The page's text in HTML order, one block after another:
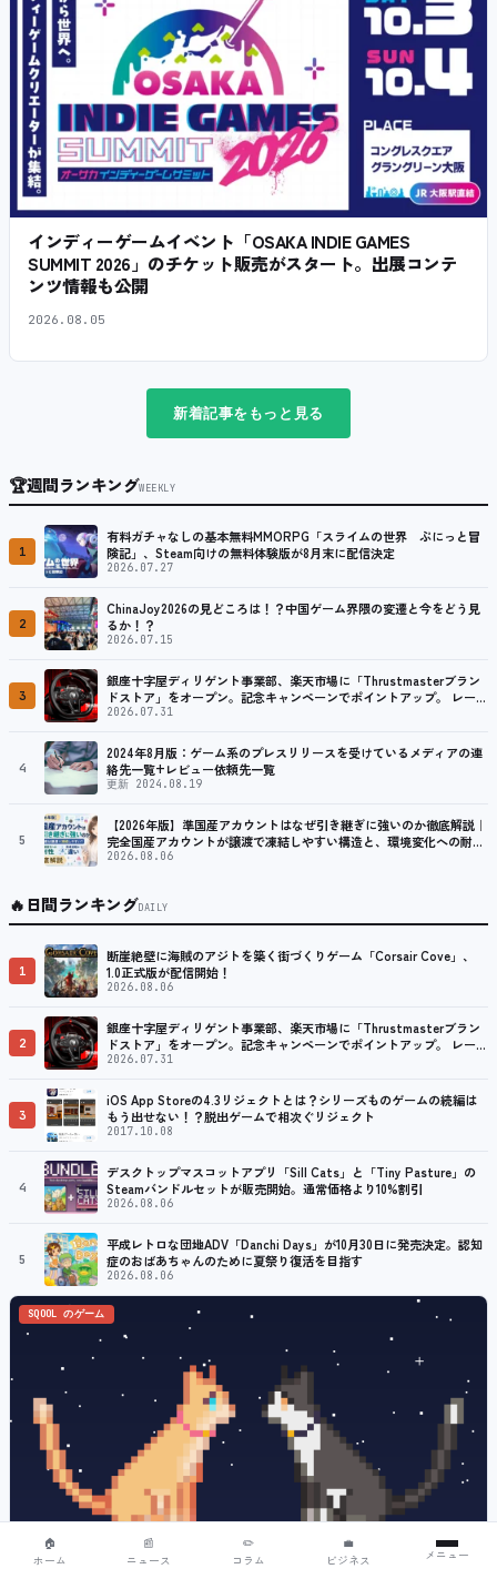
インディーゲームイベント「OSAKA INDIE GAMES
SUMMIT 2026」のチケット販売がスタート。出展コンテ
ンツ情報も公開
2026.08.05
新着記事をもっと見る
🏆週間ランキングWEEKLY
1
有料ガチャなしの基本無料MMORPG「スライムの世界 ぷにっと冒
険記」、Steam向けの無料体験版が8月末に配信決定
2026.07.27
2
ChinaJoy2026の見どころは！？中国ゲーム界隈の変遷と今をどう見
るか！？
2026.07.15
3
銀座十字屋ディリゲント事業部、楽天市場に「Thrustmasterブラン
ドストア」をオープン。記念キャンペーンでポイントアップ。 レーシ
ング／フライトシム向けコントローラーを中心に、幅広くラインナッ
2026.07.31
4
2024年8月版：ゲーム系のプレスリリースを受けているメディアの連
絡先一覧+レビュー依頼先一覧
更新 2024.08.19
5
【2026年版】準国産アカウントはなぜ引き継ぎに強いのか徹底解説｜
完全国産アカウントが譲渡で凍結しやすい構造と、環境変化への耐性
が生まれる形成過程の違い【アカバイ】
2026.08.06
🔥日間ランキングDAILY
1
断崖絶壁に海賊のアジトを築く街づくりゲーム「Corsair Cove」、
1.0正式版が配信開始！
2026.08.06
2
銀座十字屋ディリゲント事業部、楽天市場に「Thrustmasterブラン
ドストア」をオープン。記念キャンペーンでポイントアップ。 レーシ
ング／フライトシム向けコントローラーを中心に、幅広くラインナッ
2026.07.31
3
iOS App Storeの4.3リジェクトとは？シリーズものゲームの続編は
もう出せない！？脱出ゲームで相次ぐリジェクト
2017.10.08
4
デスクトップマスコットアプリ「Sill Cats」と「Tiny Pasture」の
Steamバンドルセットが販売開始。通常価格より10%割引
2026.08.06
5
平成レトロな団地ADV「Danchi Days」が10月30日に発売決定。認知
症のおばあちゃんのために夏祭り復活を目指す
2026.08.06
SQOOL のゲーム
🏠
ホーム
📰
ニュース
✏️
コラム
💼
ビジネス
メニュー